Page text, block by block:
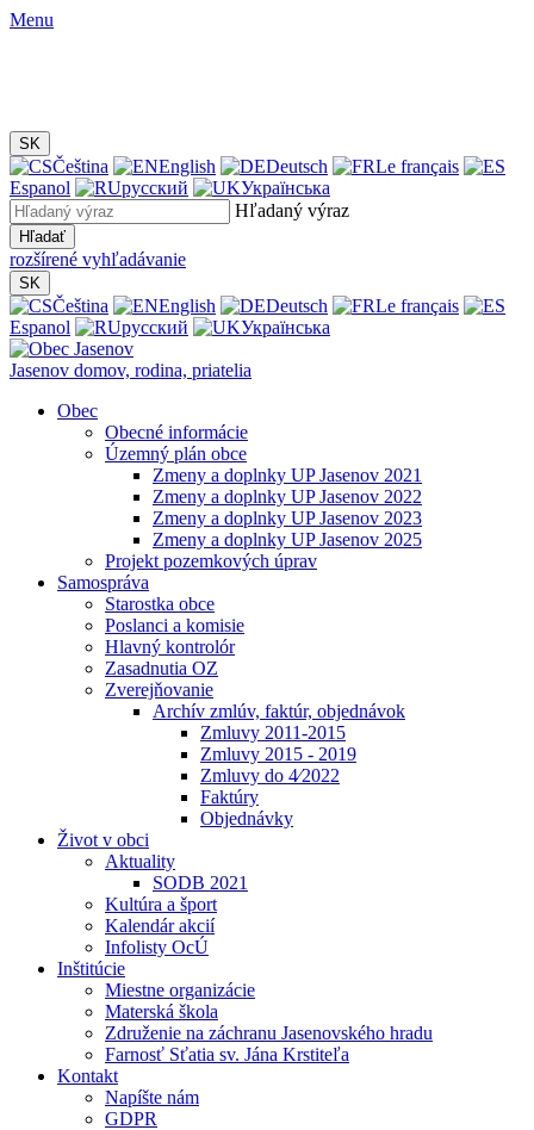
Menu
SK
Čeština English Deutsch
Le français
Espanol
русский
Українська
Hľadaný výraz
Hľadať
rozšírené vyhľadávanie
SK
Čeština English Deutsch
Le français
Espanol
русский Українська
Jasenov domov, rodina, priatelia
Obec
Obecné informácie
Územný plán obce
Zmeny a doplnky UP Jasenov 2021
Zmeny a doplnky UP Jasenov 2022
Zmeny a doplnky UP Jasenov 2023
Zmeny a doplnky UP Jasenov 2025
Projekt pozemkových úprav
Samospráva
Starostka obce
Poslanci a komisie
Hlavný kontrolór
Zasadnutia OZ
Zverejňovanie
Archív zmlúv, faktúr, objednávok
Zmluvy 2011-2015
Zmluvy 2015 - 2019
Zmluvy do 4⁄2022
Faktúry
Objednávky
Život v obci
Aktuality
SODB 2021
Kultúra a šport
Kalendár akcií
Infolisty OcÚ
Inštitúcie
Miestne organizácie
Materská škola
Združenie na záchranu Jasenovského hradu
Farnosť Sťatia sv. Jána Krstiteľa
Kontakt
Napíšte nám
GDPR